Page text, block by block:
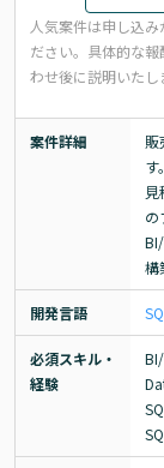
人気案件は申し込
ださい。 具体的な
わせ後に説明いたし
案件詳細
販
す。
の
構
開発言語
必須スキル・
経験